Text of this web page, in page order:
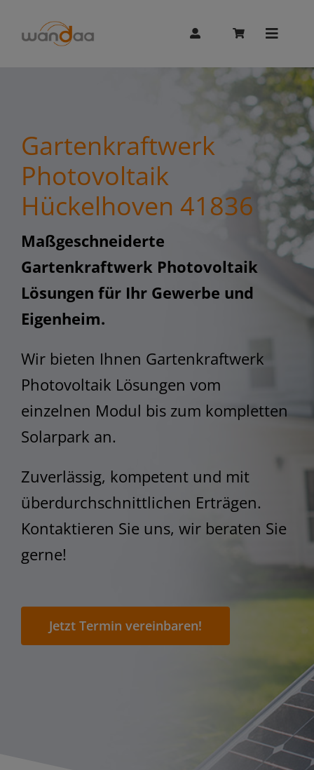
content
Toggle
Unitree
Booster
Whalesbot
Gartenkraftwerk
Photovoltaik
Hückelhoven 41836
Maßgeschneiderte
Gartenkraftwerk Photovoltaik
Lösungen für Ihr Gewerbe und
Eigenheim.
Wir bieten Ihnen Gartenkraftwerk
Photovoltaik Lösungen vom
einzelnen Modul bis zum kompletten
Solarpark an.
Zuverlässig, kompetent und mit
überdurchschnittlichen Erträgen.
Kontaktieren Sie uns, wir beraten Sie
gerne!
Jetzt Termin vereinbaren!